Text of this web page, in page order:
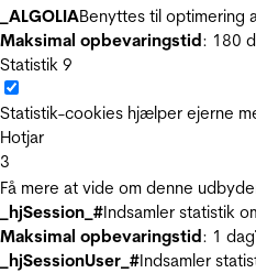
_ALGOLIABenyttes til optimering
Maksimal opbevaringstid: 180
Statistik 9
Statistik-cookies hjælper ejerne
Hotjar
3
Få mere at vide om denne
_hjSession_#Indsamler statistik
Maksimal opbevaringstid: 1 dag
_hjSessionUser_#Indsamler